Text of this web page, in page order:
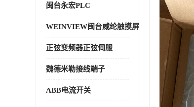
闽台永宏PLC
WEINVIEW闽台威纶触摸屏
正弦变频器正弦伺服
魏德米勒接线端子
ABB电流开关